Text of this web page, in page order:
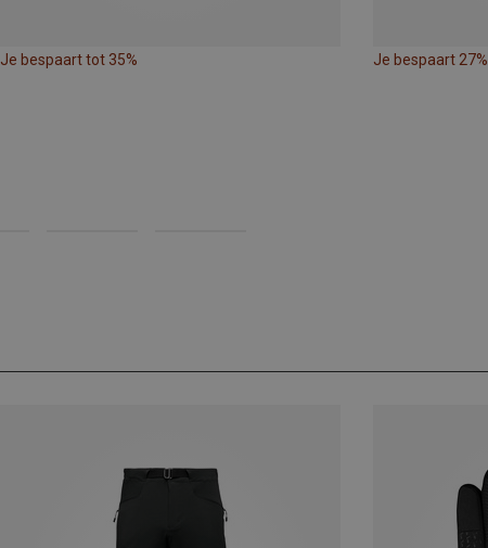
Je bespaart tot 35% Je bespaart 27%